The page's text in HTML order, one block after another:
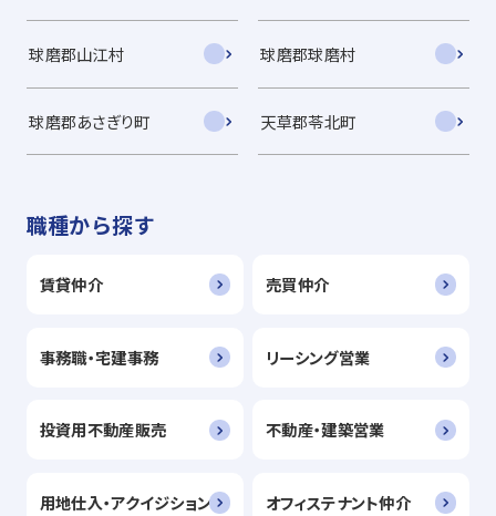
球磨郡山江村 球磨郡球磨村
球磨郡あさぎり町 天草郡苓北町
職種から探す
賃貸仲介 売買仲介
事務職・宅建事務 リーシング営業
投資用不動産販売 不動産・建築営業
用地仕入・アクイジション オフィステナント仲介